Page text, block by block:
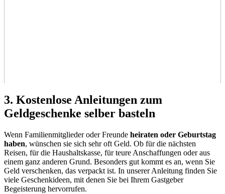
3. Kostenlose Anleitungen zum
Geldgeschenke selber basteln
Wenn Familienmitglieder oder Freunde heiraten oder Geburtstag
haben, wünschen sie sich sehr oft Geld. Ob für die nächsten
Reisen, für die Haushaltskasse, für teure Anschaffungen oder aus
einem ganz anderen Grund. Besonders gut kommt es an, wenn Sie
Geld verschenken, das verpackt ist. In unserer Anleitung finden Sie
viele Geschenkideen, mit denen Sie bei Ihrem Gastgeber
Begeisterung hervorrufen.